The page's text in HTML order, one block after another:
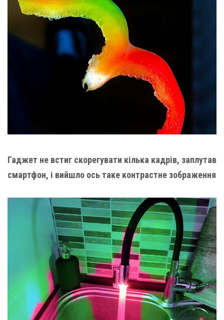
Гаджет не встиг скорегувати кілька кадрів, заплутав
смартфон, і вийшло ось таке контрастне зображення